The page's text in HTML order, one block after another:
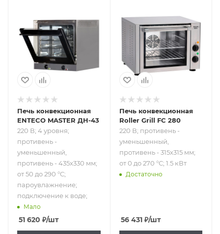
противень -
уменьшенный,
противень -
435x330 мм; от 50
до 290 °С;
пароувлажнение;
воде;
Печь конвекционная
ENTECO MASTER ДН-43
220 В; 4 уровня;
противень -
уменьшенный,
противень - 435x330 мм;
от 50 до 290 °С;
пароувлажнение;
подключение к воде;
Мало
51 620 ₽/шт
220 В; противень -
уменьшенный,
противень -
315х315 мм; от 0 до
270 °С; 1.5 кВт
Печь конвекционная
Roller Grill FC 280
220 В; противень -
уменьшенный,
противень - 315х315 мм;
от 0 до 270 °С; 1.5 кВт
Достаточно
56 431₽/шт